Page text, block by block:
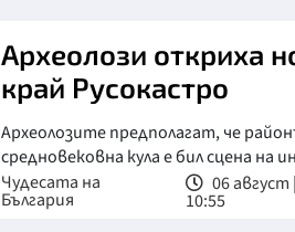
Археолози откриха
край Русокастро
Археолозите предполагат, че
средновековна кула е бил сцена на
Чудесата на
България
06 август |
10:55